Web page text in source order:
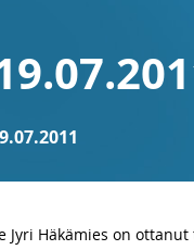
Jyri Häkämies on